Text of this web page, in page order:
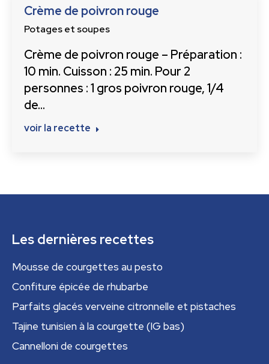
Crème de poivron rouge
Potages et soupes
Crème de poivron rouge – Préparation :
10 min. Cuisson : 25 min. Pour 2
personnes : 1 gros poivron rouge, 1/4
de…
voir la recette
Les dernières recettes
Mousse de courgettes au pesto
Confiture épicée de rhubarbe
Parfaits glacés verveine citronnelle et pistaches
Tajine tunisien à la courgette (IG bas)
Cannelloni de courgettes